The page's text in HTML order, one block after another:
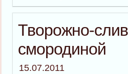
Творожно-
смородиной
15.07.2011